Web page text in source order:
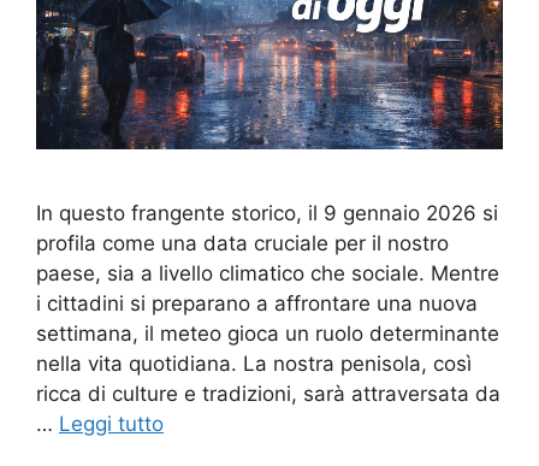
In questo frangente storico, il 9 gennaio 2026 si
profila come una data cruciale per il nostro
paese, sia a livello climatico che sociale. Mentre
i cittadini si preparano a affrontare una nuova
settimana, il meteo gioca un ruolo determinante
nella vita quotidiana. La nostra penisola, così
ricca di culture e tradizioni, sarà attraversata da
… Leggi tutto